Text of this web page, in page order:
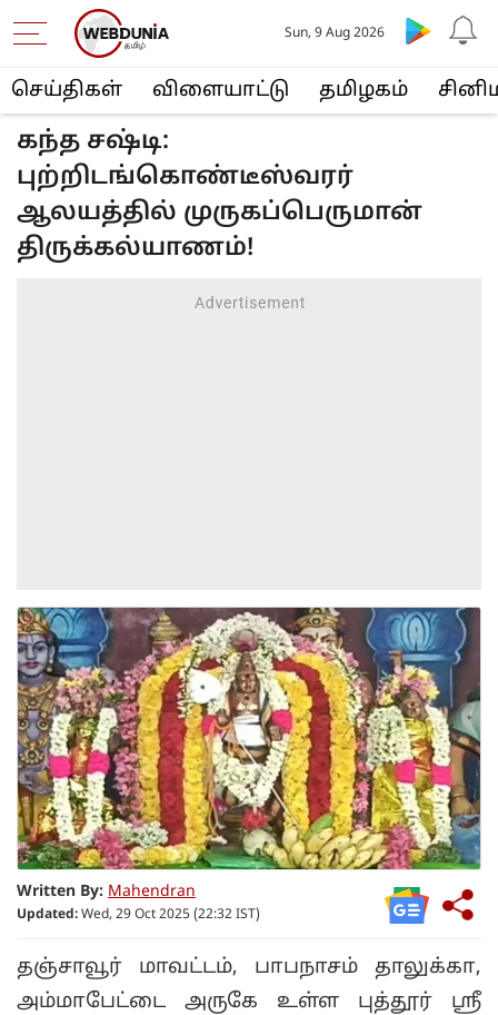
செய்திகள் விளையா‌ட்டு த‌மிழக‌ம்
Sun, 9 Aug 2026
கந்த சஷ்டி:
புற்றிடங்கொண்டீஸ்வரர்
ஆலயத்தில் முருகப்பெருமான்
திருக்கல்யாணம்!
Written By: Mahendran
Updated: Wed, 29 Oct 2025 (22:32 IST)
தஞ்சாவூர் மாவட்டம், பாபநாசம் தாலுக்கா,
அம்மாபேட்டை அருகே உள்ள புத்தூர் ஸ்ரீ